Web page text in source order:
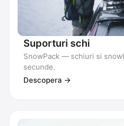
Suporturi schi
SnowPack — schiuri si
secunde.
Descopera →